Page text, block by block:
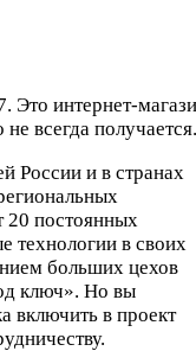
Это интернет-
всегда
России и в странах
20 постоянных
технологии в своих
больших цехов
ключ». Но вы
включить в проект